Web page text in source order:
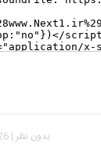
بدون نظر | 1,426 بازدید